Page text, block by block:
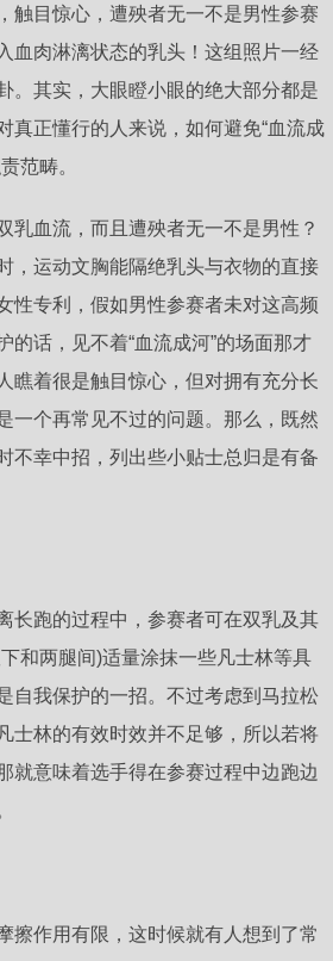
触目惊心，遭殃者无一不是男性参赛
血肉淋漓状态的乳头！这组照片一经
。其实，大眼瞪小眼的绝大部分都是
真正懂行的人来说，如何避免“血流成
范畴。
乳血流，而且遭殃者无一不是男性？
，运动文胸能隔绝乳头与衣物的直接
性专利，假如男性参赛者未对这高频
的话，见不着“血流成河”的场面那才
瞧着很是触目惊心，但对拥有充分长
一个再常见不过的问题。那么，既然
不幸中招，列出些小贴士总归是有备
长跑的过程中，参赛者可在双乳及其
和两腿间)适量涂抹一些凡士林等具
自我保护的一招。不过考虑到马拉松
士林的有效时效并不足够，所以若将
就意味着选手得在参赛过程中边跑边
擦作用有限，这时候就有人想到了常